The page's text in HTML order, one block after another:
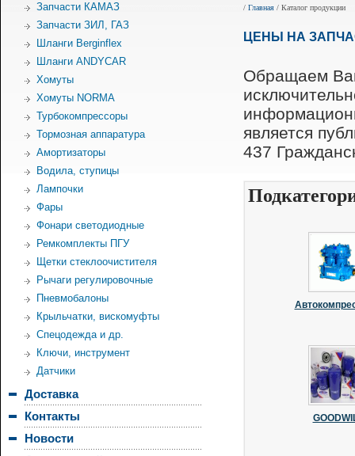
Запчасти КАМАЗ
Запчасти ЗИЛ, ГАЗ
Шланги Berginflex
Шланги ANDYCAR
Хомуты
Хомуты NORMA
Турбокомпрессоры
Тормозная аппаратура
Амортизаторы
Водила, ступицы
Лампочки
Фары
Фонари светодиодные
Ремкомплекты ПГУ
Щетки стеклоочистителя
Рычаги регулировочные
Пневмобалоны
Крыльчатки, вискомуфты
Спецодежда и др.
Ключи, инструмент
Датчики
Доставка
Контакты
Новости
/ Главная / Каталог продукции
ЦЕНЫ НА
Обращаем
является
437